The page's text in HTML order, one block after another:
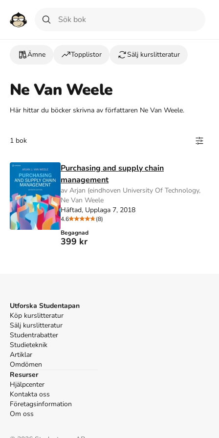
Ämne Topplistor Sälj kurslitteratur
Ne Van Weele
Här hittar du böcker skrivna av författaren Ne Van Weele.
1 bok
Purchasing and supply chain
management
av Arjan (eindhoven University Of Technology,
Ne Van Weele
Häftad, Upplaga 7, 2018
4.6
(8)
Begagnad
399 kr
Utforska Studentapan
Köp kurslitteratur
Sälj kurslitteratur
Studentrabatter
Studieteknik
Artiklar
Omdömen
Resurser
Hjälpcenter
Kontakta oss
Företagsinformation
Om oss